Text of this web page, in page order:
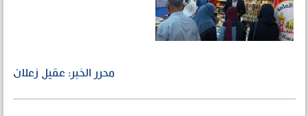
محرر الخبر: عقيل زعلان